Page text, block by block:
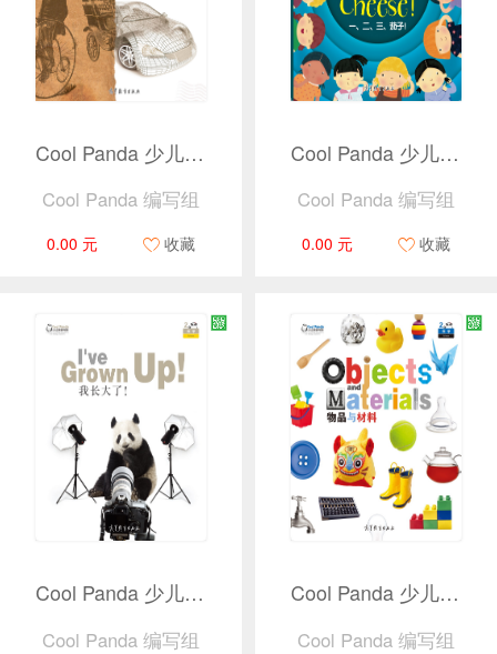
Cool Panda 少儿汉语教学资源2 · 出行 · 过去和现在（捆绑产品）
Cool Panda 编写组
0.00 元 收藏
Cool Panda 少儿汉语教学资源2 · 我自己 · 一、二、三、茄子！（捆绑产品）
Cool Panda 编写组
0.00 元 收藏
Cool Panda 少儿汉语教学资源2 · 科学 · 我长大了（捆绑产品）
Cool Panda 编写组
Cool Panda 少儿汉语教学资源2 · 科学 · 物品与材料（捆绑产品）
Cool Panda 编写组